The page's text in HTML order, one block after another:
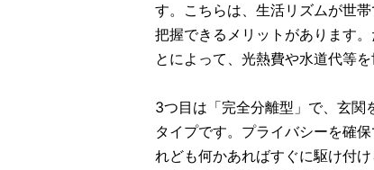
す。こちらは、生活リズムが世
把握できるメリットがあります
とによって、光熱費や水道代等
3つ目は「完全分離型」で、玄関
タイプです。プライバシーを確
れども何かあればすぐに駆け付